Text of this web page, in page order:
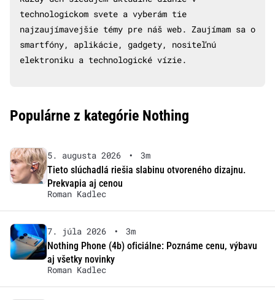
technologickom svete a vyberám tie
najzaujímavejšie témy pre náš web. Zaujímam sa o
smartfóny, aplikácie, gadgety, nositeľnú
elektroniku a technologické vízie.
Populárne z kategórie Nothing
5. augusta 2026 •
3m
Tieto slúchadlá riešia slabinu otvoreného dizajnu.
Prekvapia aj cenou
Roman Kadlec
7. júla 2026 •
3m
Nothing Phone (4b) oficiálne: Poznáme cenu, výbavu
aj všetky novinky
Roman Kadlec